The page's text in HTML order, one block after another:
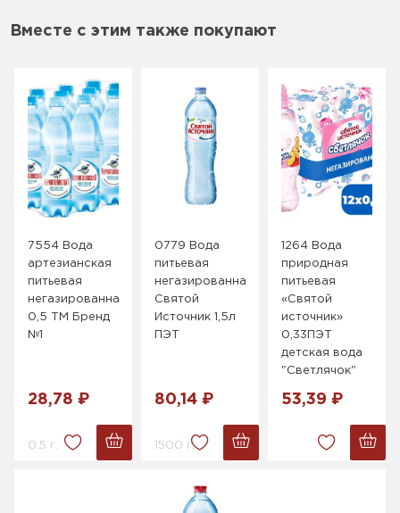
Вместе с этим также покупают
7554 Вода
артезианская
питьевая
негазированная
0,5 ТМ Бренд
№1
28,78 ₽
0.5 г.
0779 Вода
питьевая
негазированная
Святой
Источник 1,5л
ПЭТ
80,14 ₽
1500 г.
1264 Вода
природная
питьевая
«Святой
источник»
0,33ПЭТ
детская вода
"Светлячок"
53,39 ₽